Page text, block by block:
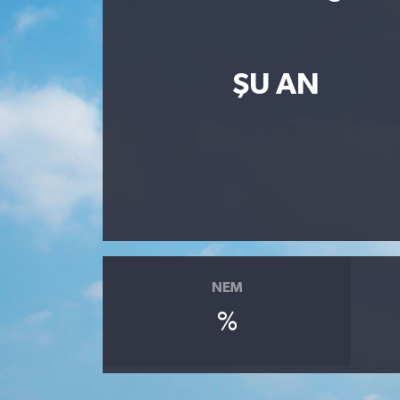
ŞU AN
NEM
%
Sağlık
Siyaset